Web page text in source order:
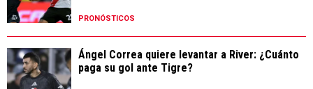
PRONÓSTICOS
Ángel Correa quiere levantar a River: ¿Cuánto
paga su gol ante Tigre?